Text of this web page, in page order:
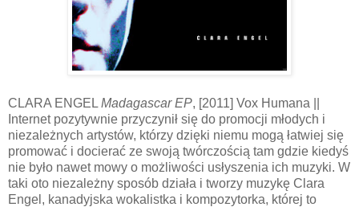
CLARA ENGEL Madagascar EP, [2011] Vox Humana ||
Internet pozytywnie przyczynił się do promocji młodych i
niezależnych artystów, którzy dzięki niemu mogą łatwiej się
promować i docierać ze swoją twórczością tam gdzie kiedyś
nie było nawet mowy o możliwości usłyszenia ich muzyki. W
taki oto niezależny sposób działa i tworzy muzykę Clara
Engel, kanadyjska wokalistka i kompozytorka, której to